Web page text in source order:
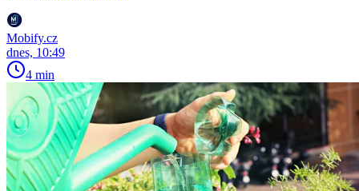
Mobify.cz
dnes, 10:49
4 min